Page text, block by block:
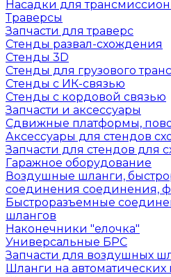
Насадки для
Траверсы
Запчасти для траверс
Стенды развал-схождения
Стенды 3D
Стенды для грузового
Стенды с ИК-связью
Стенды с кордовой связью
Запчасти и аксессуары
Сдвижные платформы,
Аксессуары для стендов
Запчасти для стендов для
Гаражное оборудование
Воздушные шланги,
соединения соединения,
Быстроразъемные
шлангов
Наконечники "елочка"
Универсальные БРС
Запчасти для воздушных
Шланги на автоматических